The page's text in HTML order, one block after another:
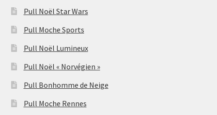
Pull Noël Star Wars
Pull Moche Sports
Pull Noël Lumineux
Pull Noël « Norvégien »
Pull Bonhomme de Neige
Pull Moche Rennes